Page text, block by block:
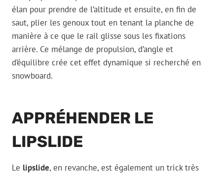
élan pour prendre de l’altitude et ensuite, en fin de
saut, plier les genoux tout en tenant la planche de
manière à ce que le rail glisse sous les fixations
arrière. Ce mélange de propulsion, d’angle et
d’équilibre crée cet effet dynamique si recherché en
snowboard.
APPRÉHENDER LE
LIPSLIDE
Le lipslide, en revanche, est également un trick très